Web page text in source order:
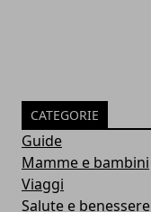
CATEGORIE
Guide
Mamme e bambini
Viaggi
Salute e benessere